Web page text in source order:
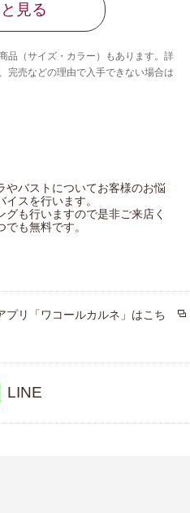
見る
品（サイズ・カラー）もあります。詳
完売などの理由で入手できない場合は
やバストについてお客様のお悩
スを行います。
も行いますので是非ご来店く
も無料です。
プリ「ワコールカルネ」はこち
LINE